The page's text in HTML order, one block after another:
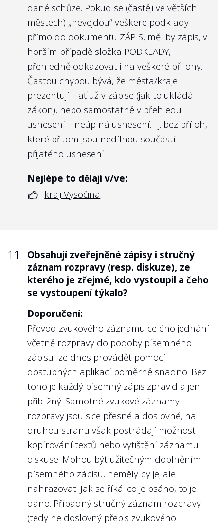
dané schůze. Pokud se (častěji ve větších
městech) „nevejdou“ veškeré podklady
přímo do dokumentu ZÁPIS, měl by zápis, v
horším případě složka PODKLADY,
přehledně odkazovat i na veškeré přílohy.
Častou chybou bývá, že města/kraje
prezentují – ať už v zápise (jak to ukládá
zákon), nebo samostatně v přehledu
usnesení – neúplná usnesení. Tj. bez příloh,
které přitom jsou nedílnou součástí
přijatého usnesení.
Nejlépe to dělají v/ve:
kraji Vysočina
11
Obsahují zveřejněné zápisy i stručný
záznam rozpravy (resp. diskuze), ze
kterého je zřejmé, kdo vystoupil a čeho
se vystoupení týkalo?
Doporučení:
Převod zvukového záznamu celého jednání
včetně rozpravy do podoby písemného
zápisu lze dnes provádět pomocí
dostupných aplikací poměrně snadno. Bez
toho je každý písemný zápis zpravidla jen
přibližný. Samotné zvukové záznamy
rozpravy jsou sice přesné a doslovné, na
druhou stranu však postrádají možnost
kopírování textů nebo vytištění záznamu
diskuse. Mohou být užitečným doplněním
písemného zápisu, neměly by jej ale
nahrazovat. Jak se říká: co je psáno, to je
dáno. Případný stručný záznam rozpravy
(tedy ne doslovný přepis zvukového